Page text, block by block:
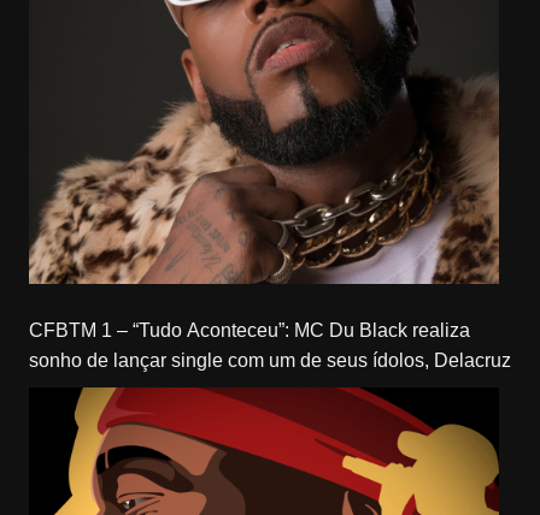
CFBTM 1 – “Tudo Aconteceu”: MC Du Black realiza
sonho de lançar single com um de seus ídolos, Delacruz